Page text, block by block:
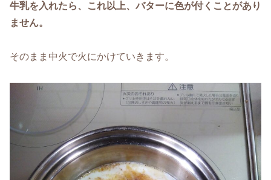
牛乳を入れたら、これ以上、バターに色が付くことがあり
ません。
そのまま中火で火にかけていきます。